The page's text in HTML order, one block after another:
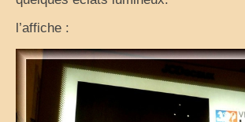
Circuits vacances d’été
Europe
Nos voyages classés par pays
l’affiche :